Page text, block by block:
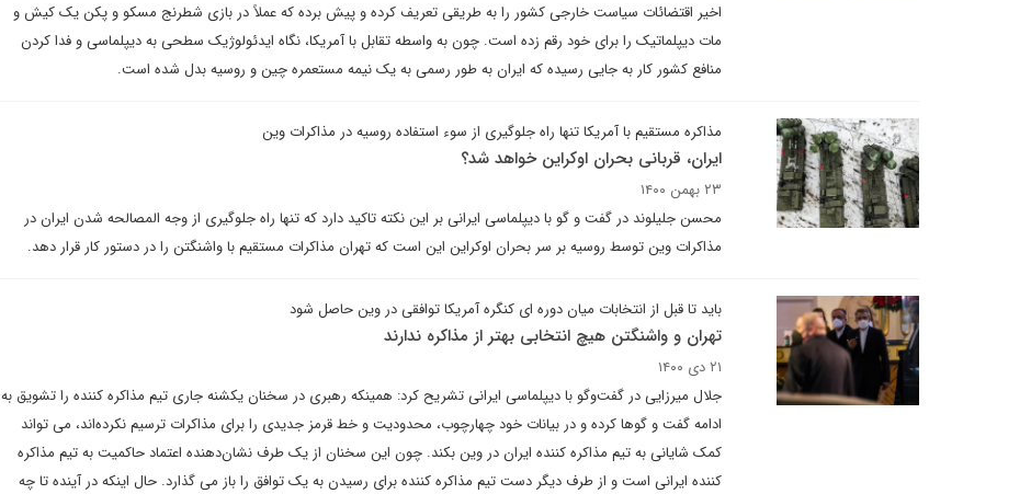
اخیر اقتضائات سیاست خارجی کشور را به طریقی تعریف کرده و پیش برده که عملاً در بازی شطرنج مسکو و پکن یک کیش و
مات دیپلماتیک را برای خود رقم زده است. چون به واسطه تقابل با آمریکا، نگاه ایدئولوژیک سطحی به دیپلماسی و فدا کردن
منافع کشور کار به جایی رسیده که ایران به طور رسمی به یک نیمه مستعمره چین و روسیه بدل شده است.
مذاکره مستقیم با آمریکا تنها راه جلوگیری از سوء استفاده روسیه در مذاکرات وین
ایران، قربانی بحران اوکراین خواهد شد؟
۲۳ بهمن ۱۴۰۰
محسن جلیلوند در گفت و گو با دیپلماسی ایرانی بر این نکته تاکید دارد که تنها راه جلوگیری از وجه المصالحه شدن ایران در
مذاکرات وین توسط روسیه بر سر بحران اوکراین این است که تهران مذاکرات مستقیم با واشنگتن را در دستور کار قرار دهد.
باید تا قبل از انتخابات میان دوره ای کنگره آمریکا توافقی در وین حاصل شود
تهران و واشنگتن هیچ انتخابی بهتر از مذاکره ندارند
۲۱ دی ۱۴۰۰
جلال میرزایی در گفت‌وگو با دیپلماسی ایرانی تشریح کرد: همینکه رهبری در سخنان یکشنه جاری تیم مذاکره کننده را تشویق به
ادامه گفت و گوها کرده و در بیانات خود چهارچوب، محدودیت و خط قرمز جدیدی را برای مذاکرات ترسیم نکرده‌اند، می تواند
کمک شایانی به تیم مذاکره کننده ایران در وین بکند. چون این سخنان از یک طرف نشان‌دهنده اعتماد حاکمیت به تیم مذاکره
کننده ایرانی است و از طرف دیگر دست تیم مذاکره کننده برای رسیدن به یک توافق را باز می گذارد. حال اینکه در آینده تا چه